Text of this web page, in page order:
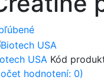
USA Kód
hodnotení: 0)